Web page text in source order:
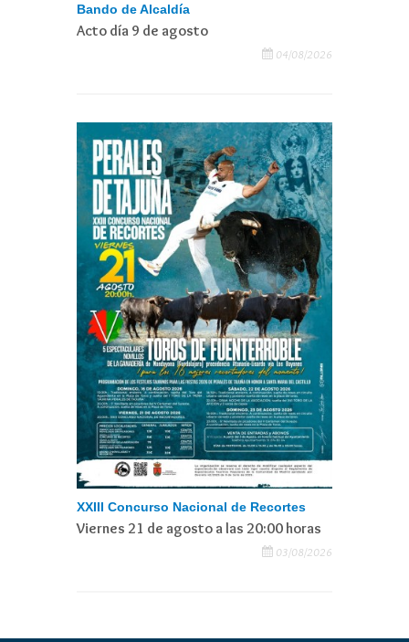
Bando de Alcaldía
Acto día 9 de agosto
04/08/2026
XXIII Concurso Nacional de Recortes
Viernes 21 de agosto a las 20:00 horas
03/08/2026